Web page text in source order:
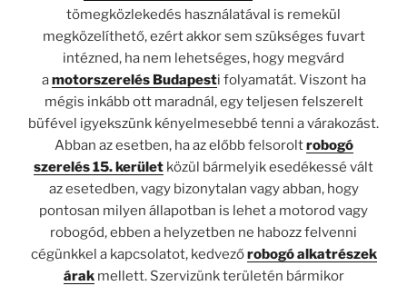
tömegközlekedés használatával is remekül
megközelíthető, ezért akkor sem szükséges fuvart
intézned, ha nem lehetséges, hogy megvárd
amotorszerelés Budapesti folyamatát. Viszont ha
mégis inkább ott maradnál, egy teljesen felszerelt
büfével igyekszünk kényelmesebbé tenni a várakozást.
Abban az esetben, ha az előbb felsoroltrobogó
szerelés 15. kerület közül bármelyik esedékessé vált
az esetedben, vagy bizonytalan vagy abban, hogy
pontosan milyen állapotban is lehet a motorod vagy
robogód, ebben a helyzetben ne habozz felvenni
cégünkkel a kapcsolatot, kedvezőrobogó alkatrészek
árakmellett. Szervizünk területén bármikor